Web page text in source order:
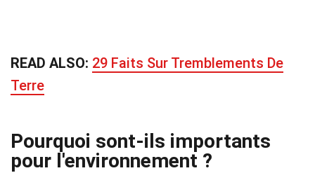
READ ALSO: 29 Faits Sur Tremblements De
Terre
Pourquoi sont-ils importants
pour l'environnement ?